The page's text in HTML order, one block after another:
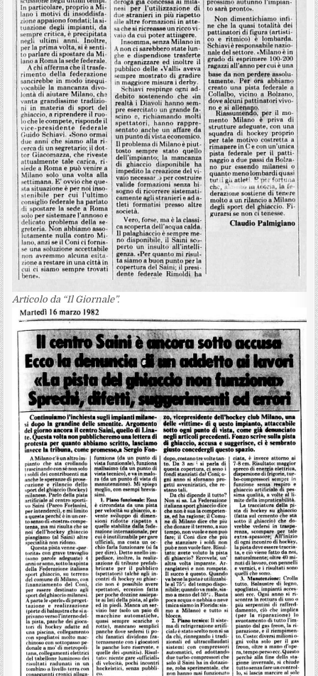
Articolo da “Il Giornale”.